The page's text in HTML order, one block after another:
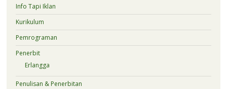
Info Tapi Iklan
Kurikulum
Pemrograman
Penerbit
Erlangga
Penulisan & Penerbitan